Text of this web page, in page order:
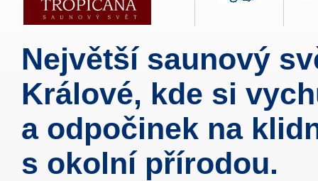
Největší saunový
Králové, kde si
a odpočinek na
s okolní přírodou.